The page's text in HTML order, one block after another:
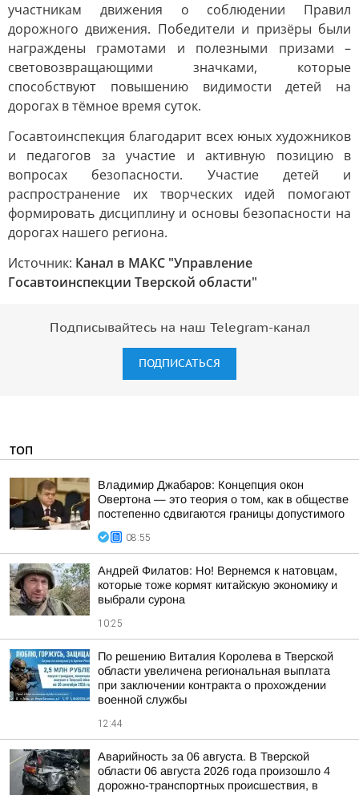
участникам движения о соблюдении Правил
дорожного движения. Победители и призёры были
награждены грамотами и полезными призами –
световозвращающими значками, которые
способствуют повышению видимости детей на
дорогах в тёмное время суток.
Госавтоинспекция благодарит всех юных художников
и педагогов за участие и активную позицию в
вопросах безопасности. Участие детей и
распространение их творческих идей помогают
формировать дисциплину и основы безопасности на
дорогах нашего региона.
Источник: Канал в МАКС "Управление
Госавтоинспекции Тверской области"
Подписывайтесь на наш Telegram-канал
ПОДПИСАТЬСЯ
ТОП
Владимир Джабаров: Концепция окон
Овертона — это теория о том, как в обществе
постепенно сдвигаются границы допустимого
08:55
Андрей Филатов: Но! Вернемся к натовцам,
которые тоже кормят китайскую экономику и
выбрали сурона
10:25
По решению Виталия Королева в Тверской
области увеличена региональная выплата
при заключении контракта о прохождении
военной службы
12:44
Аварийность за 06 августа. В Тверской
области 06 августа 2026 года произошло 4
дорожно-транспортных происшествия, в